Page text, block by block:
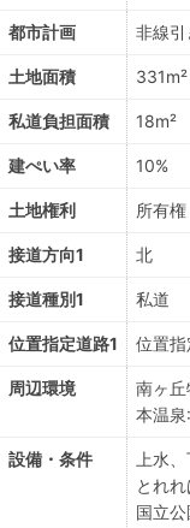
都市計画 非線
土地面積 331m²
私道負担面積 18m²
建ぺい率 10%
土地権利 所有権
接道方向1 北
接道種別1 私道
位置指定道路1 位置指
周辺環境
南ヶ
本温
設備・条件
上水
とれ
国立